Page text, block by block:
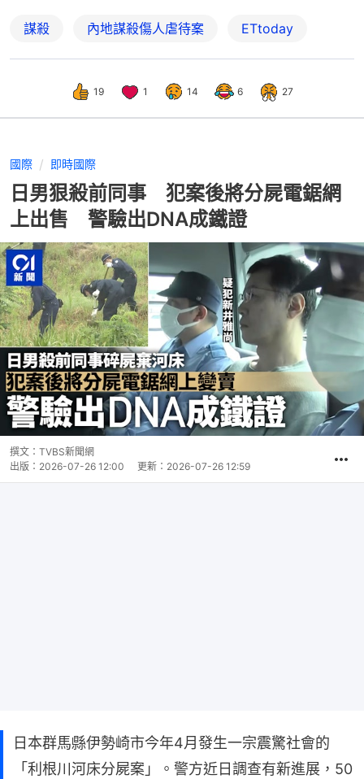
謀殺 內地謀殺傷人虐待案 ETtoday
19 1 14 6 27
國際 即時國際
日男狠殺前同事 犯案後將分屍電鋸網
上出售 警驗出DNA成鐵證
撰文： TVBS新聞網
出版： 2026-07-26 12:00 更新： 2026-07-26 12:59
日本群馬縣伊勢崎市今年4月發生一宗震驚社會的
「利根川河床分屍案」。警方近日調查有新進展，50